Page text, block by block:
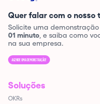
Quer falar com o nosso
Solicite uma
01 minuto , e saiba como
na sua empresa.
AGENDE UMA DEMONSTRAÇÃO!
Soluções
OKRs